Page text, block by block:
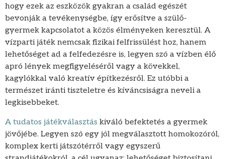
hogy ezek az eszközök gyakran a család egészét
bevonják a tevékenységbe, így erősítve a szülő-
gyermek kapcsolatot a közös élményeken keresztül. A
vízparti játék nemcsak fizikai felfrissülést hoz, hanem
lehetőséget ad a felfedezésre is, legyen szó a vízben élő
apró lények megfigyeléséről vagy a kövekkel,
kagylókkal való kreatív építkezésről. Ez utóbbi a
természet iránti tiszteletre és kíváncsiságra neveli a
legkisebbeket.
A tudatos játékválasztás kiváló befektetés a gyermek
jövőjébe. Legyen szó egy jól megválasztott homokozóról,
komplex kerti játszótérről vagy egyszerű